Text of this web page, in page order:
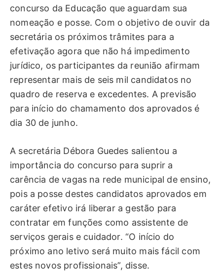
concurso da Educação que aguardam sua
nomeação e posse. Com o objetivo de ouvir da
secretária os próximos trâmites para a
efetivação agora que não há impedimento
jurídico, os participantes da reunião afirmam
representar mais de seis mil candidatos no
quadro de reserva e excedentes. A previsão
para início do chamamento dos aprovados é
dia 30 de junho.
A secretária Débora Guedes salientou a
importância do concurso para suprir a
carência de vagas na rede municipal de ensino,
pois a posse destes candidatos aprovados em
caráter efetivo irá liberar a gestão para
contratar em funções como assistente de
serviços gerais e cuidador. “O início do
próximo ano letivo será muito mais fácil com
estes novos profissionais”, disse.